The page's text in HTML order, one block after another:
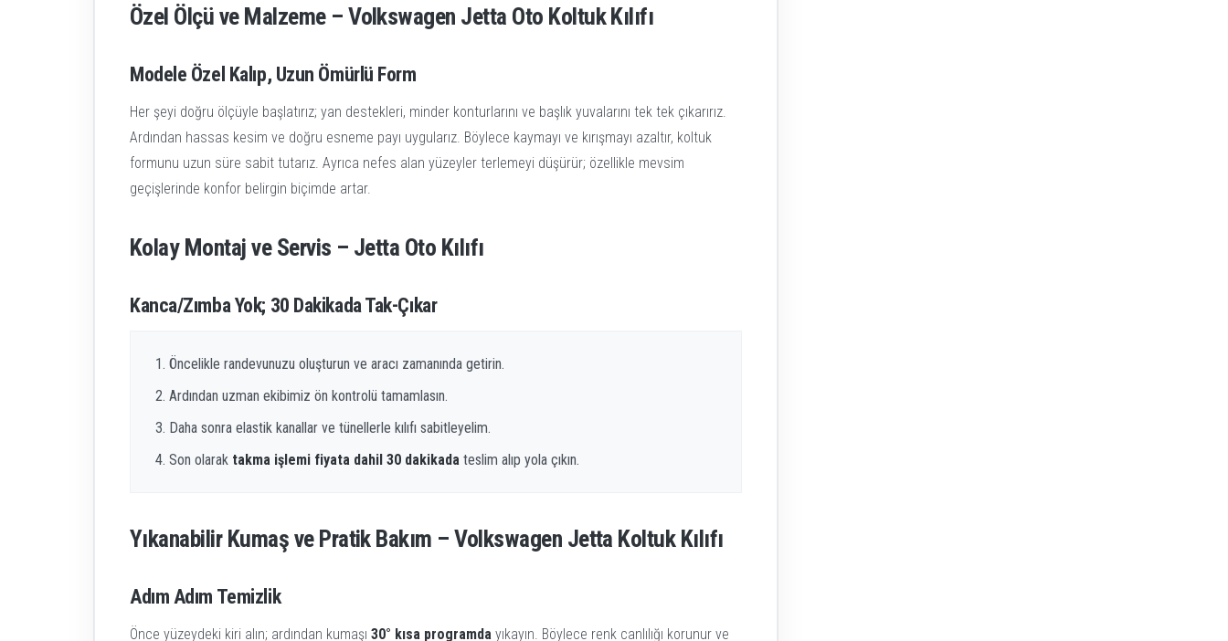
Özel Ölçü ve Malzeme – Volkswagen Jetta Oto Koltuk Kılıfı
Modele Özel Kalıp, Uzun Ömürlü Form
Her şeyi doğru ölçüyle başlatırız; yan destekleri, minder konturlarını ve başlık yuvalarını tek tek çıkarırız.
Ardından hassas kesim ve doğru esneme payı uygularız. Böylece kaymayı ve kırışmayı azaltır, koltuk
formunu uzun süre sabit tutarız. Ayrıca nefes alan yüzeyler terlemeyi düşürür; özellikle mevsim
geçişlerinde konfor belirgin biçimde artar.
Kolay Montaj ve Servis – Jetta Oto Kılıfı
Kanca/Zımba Yok; 30 Dakikada Tak-Çıkar
Öncelikle randevunuzu oluşturun ve aracı zamanında getirin.
Ardından uzman ekibimiz ön kontrolü tamamlasın.
Daha sonra elastik kanallar ve tünellerle kılıfı sabitleyelim.
Son olarak takma işlemi fiyata dahil 30 dakikada teslim alıp yola çıkın.
Yıkanabilir Kumaş ve Pratik Bakım – Volkswagen Jetta Koltuk Kılıfı
Adım Adım Temizlik
Önce yüzeydeki kiri alın; ardından kumaşı 30° kısa programda yıkayın. Böylece renk canlılığı korunur ve